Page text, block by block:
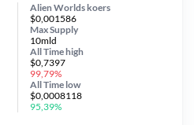
Alien Worlds koers
$0,001586
Max Supply
10mld
All Timehigh
$0,7397
99,79%
All Time low
$0,0008118
95,39%